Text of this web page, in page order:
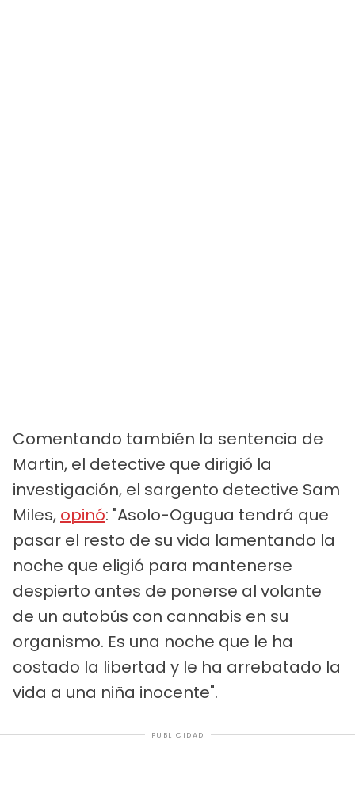
Comentando también la sentencia de
Martin, el detective que dirigió la
investigación, el sargento detective Sam
Miles, opinó: "Asolo-Ogugua tendrá que
pasar el resto de su vida lamentando la
noche que eligió para mantenerse
despierto antes de ponerse al volante
de un autobús con cannabis en su
organismo. Es una noche que le ha
costado la libertad y le ha arrebatado la
vida a una niña inocente".
PUBLICIDAD